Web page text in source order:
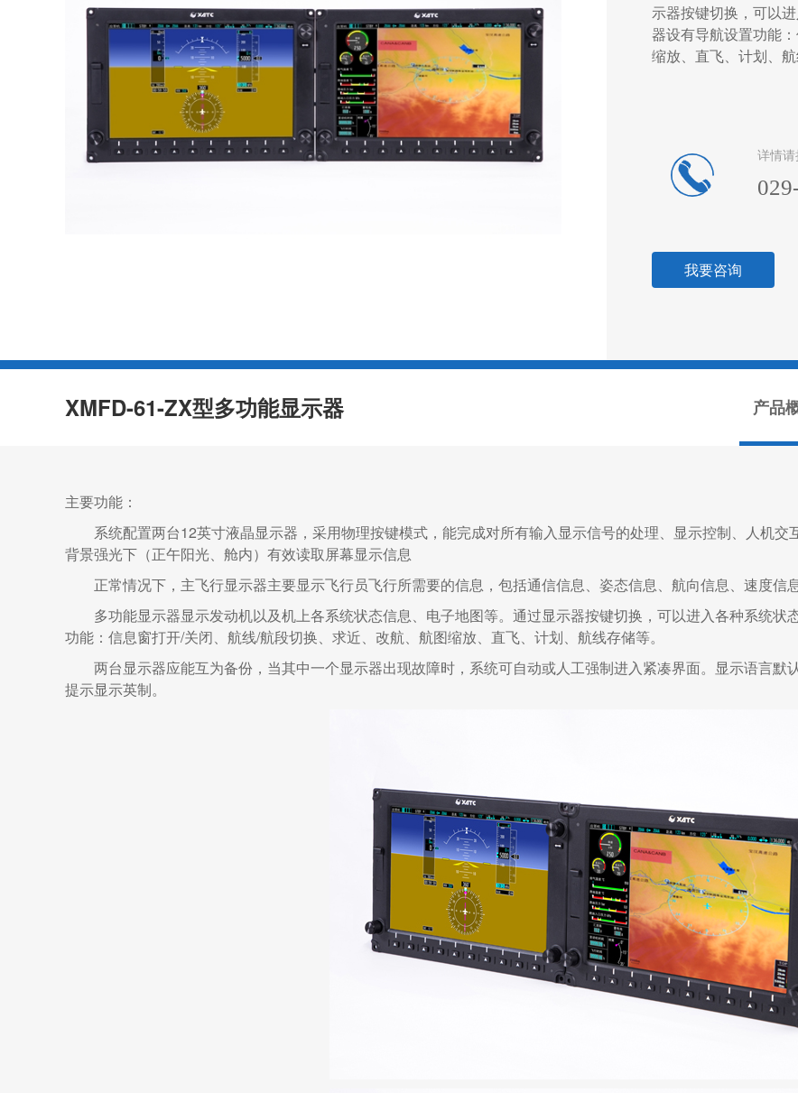
示器按键切换，可以
器设有导航设置功能
缩放、直飞、计划、航
详情
我要咨询
XMFD-61-ZX型多功能显示器 产品
主要功能：
系统配置两台12英寸液晶显示器，采用物理按键模式，能完成对所有输入显示信号的处理、显示控制、人机
背景强光下（正午阳光、舱内）有效读取屏幕显示信息
正常情况下，主飞行显示器主要显示飞行员飞行所需要的信息，包括通信信息、姿态信息、航向信息、速度信
多功能显示器显示发动机以及机上各系统状态信息、电子地图等。通过显示器按键切换，可以进入各种系统
功能：信息窗打开/关闭、航线/航段切换、求近、改航、航图缩放、直飞、计划、航线存储等。
两台显示器应能互为备份，当其中一个显示器出现故障时，系统可自动或人工强制进入紧凑界面。显示语言
提示显示英制。